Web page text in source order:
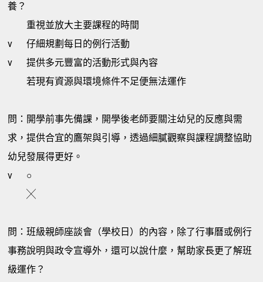
養？
重視並放大主要課程的時間
v
仔細規劃每日的例行活動
v
提供多元豐富的活動形式與內容
若現有資源與環境條件不足便無法運作
問：開學前事先備課，開學後老師要關注幼兒的反應與需
求，提供合宜的鷹架與引導，透過細膩觀察與課程調整協助
幼兒發展得更好。
v
○
╳
問：班級親師座談會（學校日）的內容，除了行事曆或例行
事務說明與政令宣導外，還可以說什麼，幫助家長更了解班
級運作？